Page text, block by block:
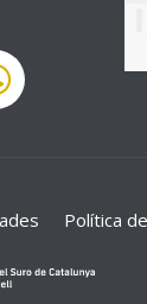
Política